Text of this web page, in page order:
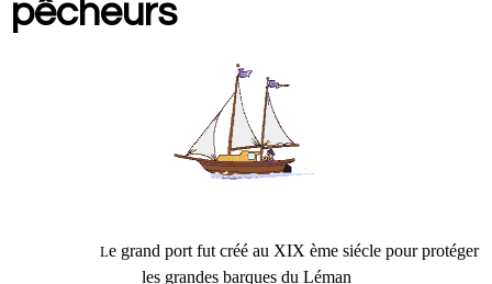
pêcheurs
Le grand port fut créé au XIX ème siécle pour protéger
les grandes barques du Léman